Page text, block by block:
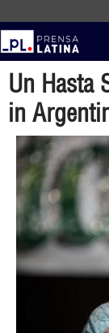
Un Hasta
in